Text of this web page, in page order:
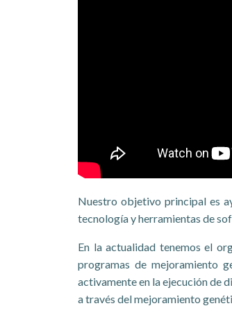
Nuestro objetivo principal es
tecnología y herramientas de
En la actualidad tenemos el
programas de mejoramiento
activamente en la ejecución de
a través del mejoramiento